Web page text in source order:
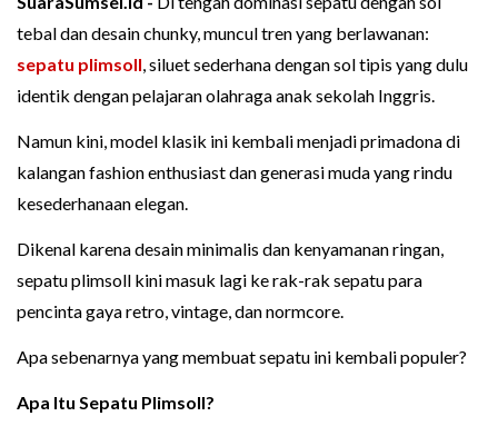
tebal dan desain chunky, muncul tren yang berlawanan:
sepatu plimsoll, siluet sederhana dengan sol tipis yang dulu
identik dengan pelajaran olahraga anak sekolah Inggris.
Namun kini, model klasik ini kembali menjadi primadona di
kalangan fashion enthusiast dan generasi muda yang rindu
kesederhanaan elegan.
Dikenal karena desain minimalis dan kenyamanan ringan,
sepatu plimsoll kini masuk lagi ke rak-rak sepatu para
pencinta gaya retro, vintage, dan normcore.
Apa sebenarnya yang membuat sepatu ini kembali populer?
Apa Itu Sepatu Plimsoll?